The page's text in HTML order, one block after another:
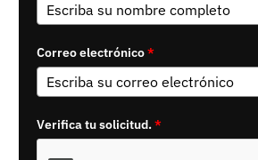
Correo electrónico*
Verifica tu solicitud.*